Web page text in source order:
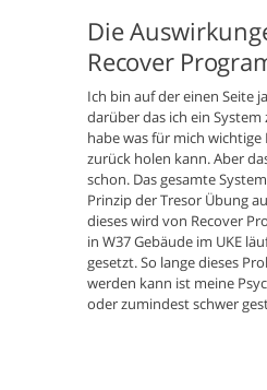
Die
Recover
Ich bin auf der einen Seite
darüber das ich ein
habe was für mich
zurück holen kann. Aber
schon. Das gesamte
Prinzip der Tresor Übung
dieses wird von Recover
in W37 Gebäude im UKE
gesetzt. So lange dieses
werden kann ist meine
oder zumindest schwer